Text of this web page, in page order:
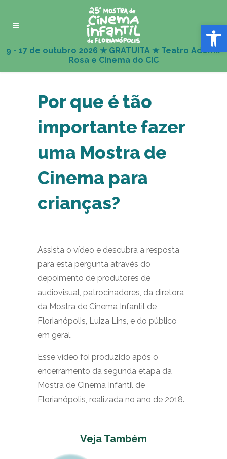
Abrir
Por que é tão
importante fazer
uma Mostra de
Cinema para
crianças?
Assista o vídeo e descubra a resposta
para esta pergunta através do
depoimento de produtores de
audiovisual, patrocinadores, da diretora
da Mostra de Cinema Infantil de
Florianópolis, Luiza Lins, e do público
em geral.
Esse vídeo foi produzido após o
encerramento da segunda etapa da
Mostra de Cinema Infantil de
Florianópolis, realizada no ano de 2018.
Veja Também